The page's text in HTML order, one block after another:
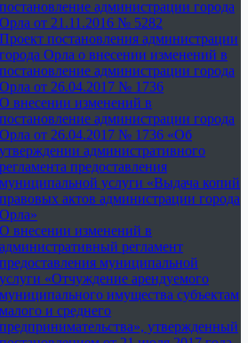
постановление администрации города
Орла от 21.11.2016 № 5282
Проект постановления администрации
города Орла о внесении изменений в
постановление администрации города
Орла от 26.04.2017 № 1736
О внесении изменений в
постановление администрации города
Орла от 26.04.2017 № 1736 «Об
утверждении административного
регламента предоставления
муниципальной услуги «Выдача копий
правовых актов администрации города
Орла»
О внесении изменений в
административный регламент
предоставления муниципальной
услуги «Отчуждение арендуемого
муниципального имущества субъектам
малого и среднего
предпринимательства», утвержденный